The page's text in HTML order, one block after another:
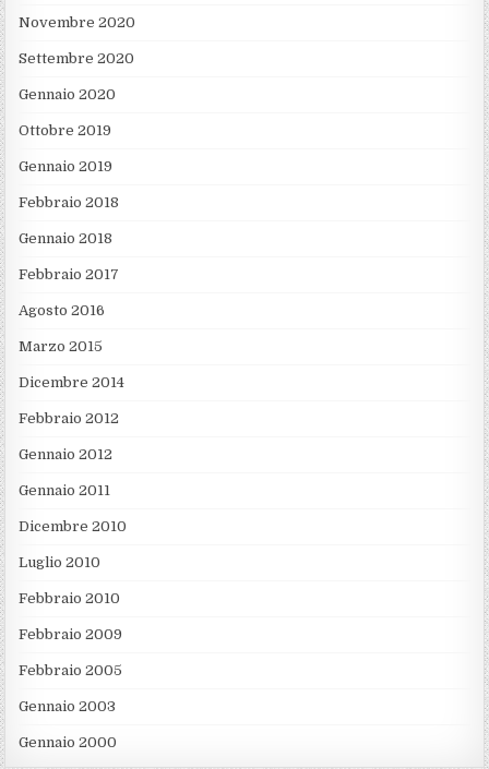
Novembre 2020
Settembre 2020
Gennaio 2020
Ottobre 2019
Gennaio 2019
Febbraio 2018
Gennaio 2018
Febbraio 2017
Agosto 2016
Marzo 2015
Dicembre 2014
Febbraio 2012
Gennaio 2012
Gennaio 2011
Dicembre 2010
Luglio 2010
Febbraio 2010
Febbraio 2009
Febbraio 2005
Gennaio 2003
Gennaio 2000